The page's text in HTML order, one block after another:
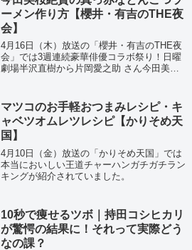
ーメン作り方【櫻井・有吉のTHE夜
会】
4月16日（木）放送の「櫻井・有吉のTHE夜
会」では3週連続豪華俳優コラボ祭り！日曜
劇場半沢直樹から片岡愛之助 さん今田美桜
マツコのお手軽おつまみレシピ・キ
ャベツオムレツレシピ【かりそめ天
国】
4月10日（金）放送の「かりそめ天国」では
本当においしい王道チャーハンガチガチラン
キングが紹介されていました。
10秒で痩せるツボ｜持田コシヒカリ
が驚愕の結果に！それって実際どう
なの課？